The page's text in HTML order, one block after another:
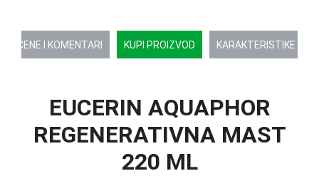
OCENE I KOMENTARI KUPI PROIZVOD KARAKTERISTIKE
EUCERIN AQUAPHOR
REGENERATIVNA MAST
220 ML